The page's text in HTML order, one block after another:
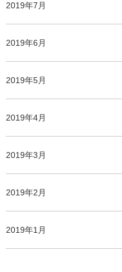
2019年7月
2019年6月
2019年5月
2019年4月
2019年3月
2019年2月
2019年1月